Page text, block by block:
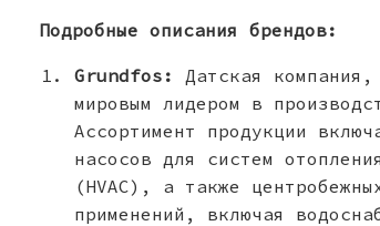
Подробные описания брендов:
Grundfos:
Датская
мировым лидером в
Ассортимент продукции
насосов для систем
(HVAC), а также
применений, включая